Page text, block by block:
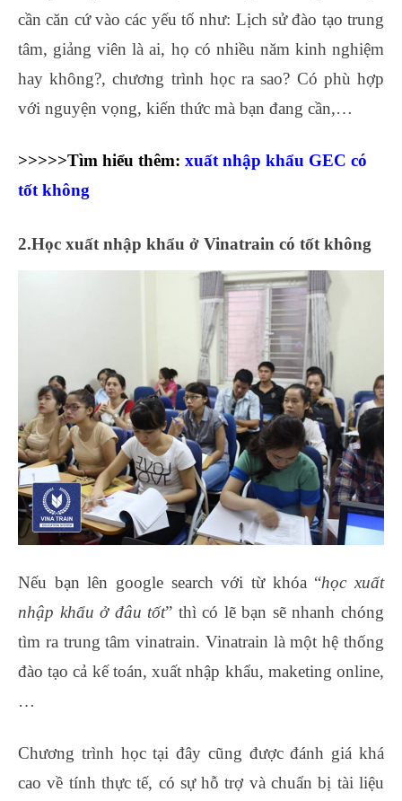
cần căn cứ vào các yếu tố như: Lịch sử đào tạo trung
tâm, giảng viên là ai, họ có nhiều năm kinh nghiệm
hay không?, chương trình học ra sao? Có phù hợp
với nguyện vọng, kiến thức mà bạn đang cần,…
>>>>>Tìm hiểu thêm: xuất nhập khẩu GEC có
tốt không
2.Học xuất nhập khẩu ở Vinatrain có tốt không
Nếu bạn lên google search với từ khóa “học xuất
nhập khẩu ở đâu tốt” thì có lẽ bạn sẽ nhanh chóng
tìm ra trung tâm vinatrain. Vinatrain là một hệ thống
đào tạo cả kế toán, xuất nhập khẩu, maketing online,
…
Chương trình học tại đây cũng được đánh giá khá
cao về tính thực tế, có sự hỗ trợ và chuẩn bị tài liệu